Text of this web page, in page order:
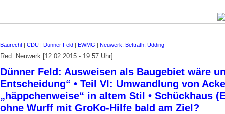
Baurecht | CDU | Dünner Feld | EWMG | Neuwerk, Bettrath, Üdding
Red. Neuwerk [12.02.2015 - 19:57 Uhr]
Dünner Feld: Ausweisen als Baugebiet wäre
Entscheidung“ • Teil VI: Umwandlung von
„häppchenweise“ in altem Stil • Schückhaus
ohne Wurff mit GroKo-Hilfe bald am Ziel?